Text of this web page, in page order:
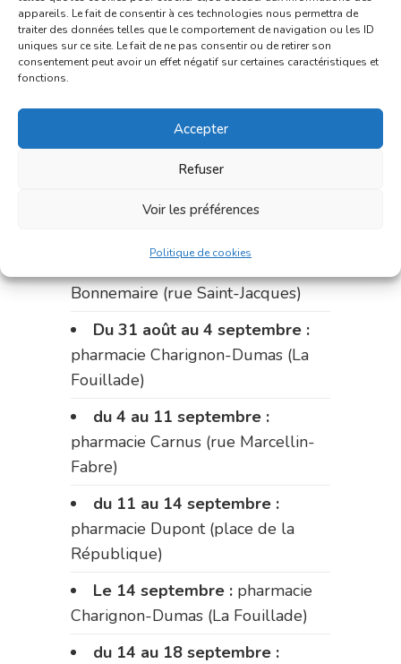
appareils. Le fait de consentir à ces technologies nous permettra de
traiter des données telles que le comportement de navigation ou les ID
uniques sur ce site. Le fait de ne pas consentir ou de retirer son
consentement peut avoir un effet négatif sur certaines caractéristiques et
fonctions.
Accepter
Refuser
Voir les préférences
Politique de cookies
du marché (2 allées Aristide
Briand)
Charignon-Dumas (La Fouillade)
du 17 au 21 août :pharmacie
Palobart (Laguépie)
du 21 au 28 août :pharmacie
Bonnemaire (rue Saint-Jacques)
Du 31 août au 4 septembre :
pharmacie Charignon-Dumas (La
Fouillade)
du 4 au 11 septembre :
pharmacie Carnus (rue Marcellin-
Fabre)
du 11 au 14 septembre :
pharmacie Dupont (place de la
République)
Le 14 septembre : pharmacie
Charignon-Dumas (La Fouillade)
du 14 au 18 septembre :